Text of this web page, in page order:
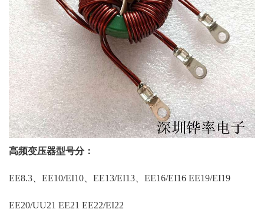
高频变压器型号分：
EE8.3、EE10/EI10、EE13/EI13、EE16/EI16 EE19/EI19
EE20/UU21 EE21 EE22/EI22